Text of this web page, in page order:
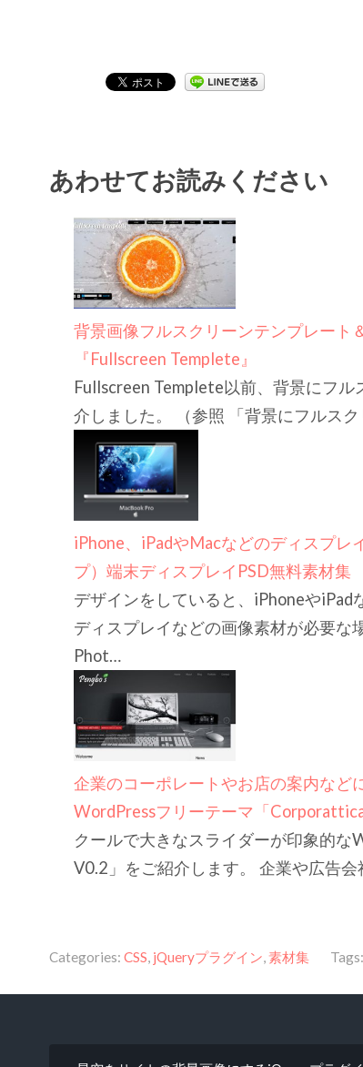
あわせてお読みください
背景画像フルスクリーンテンプレート
『Fullscreen Templete』
Fullscreen Templete以前、背景にフ
介しました。 （参照 「背景にフルス
iPhone、iPadやMacなどのディスプレ
プ）端末ディスプレイPSD無料素材集
デザインをしていると、iPhoneや
ディスプレイなどの画像素材が必要な
Phot…
企業のコーポレートやお店の案内など
WordPressフリーテーマ「Corporattica
クールで大きなスライダーが印象的
V0.2」をご紹介します。 企業や広告
Categories: CSS, jQueryプラグイン,素材集 Tags: